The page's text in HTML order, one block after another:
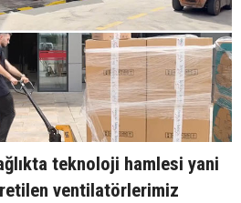
teknoloji hamlesi yani
ventilatörlerimiz